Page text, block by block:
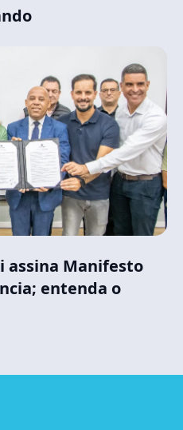
assina Manifesto
entenda o